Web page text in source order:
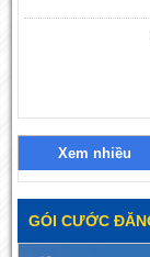
Xem nhiều
GÓI CƯỚC